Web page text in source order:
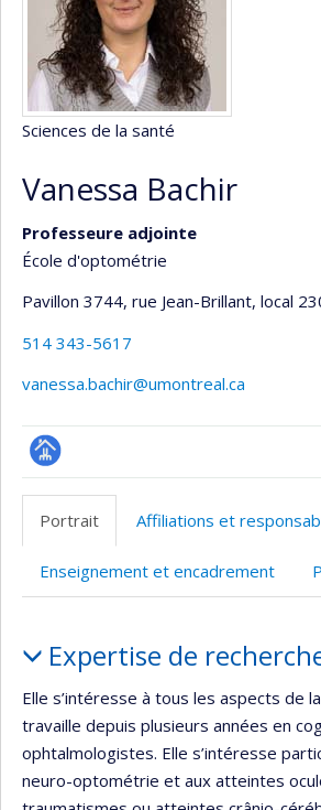
Sciences de la santé
Vanessa Bachir
Professeure adjointe
École d'optométrie
Pavillon 3744, rue Jean-Brillant, local
514 343-5617
vanessa.bachir@umontreal.ca
Page
Portrait Affiliations et
Enseignement et encadrement
Expertise de
Elle s’intéresse à tous les aspects de
travaille depuis plusieurs années en
ophtalmologistes. Elle s’intéresse
neuro-optométrie et aux atteintes